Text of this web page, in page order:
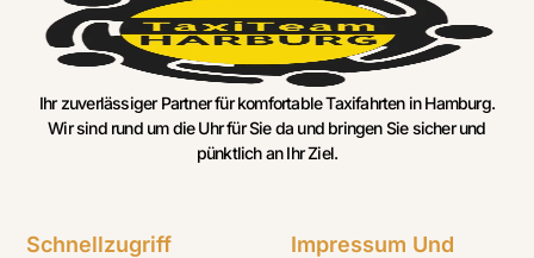
Ihr zuverlässiger Partner für komfortable Taxifahrten in Hamburg.
Wir sind rund um die Uhr für Sie da und bringen Sie sicher und
pünktlich an Ihr Ziel.
Schnellzugriff
Impressum Und